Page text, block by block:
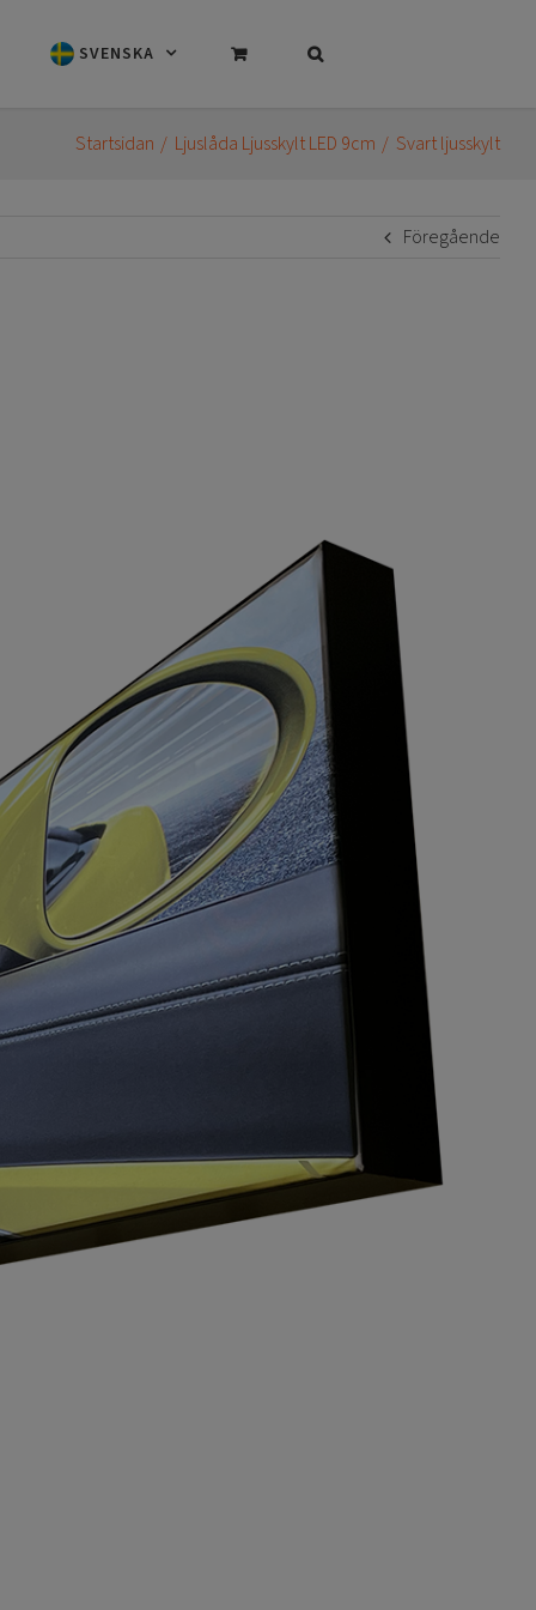
SVENSKA
Startsidan Ljuslåda Ljusskylt LED 9cm Svart ljusskylt
Föregående